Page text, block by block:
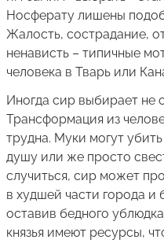
Носферату лишены
Жалость, сострадание,
ненависть – типичные
человека в Тварь или
Иногда сир выбирает не
Трансформация из
трудна. Муки могут
душу или же просто
случиться, сир может
в худшей части города и
оставив бедного
князья имеют ресурсы,